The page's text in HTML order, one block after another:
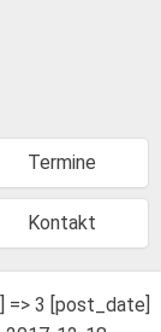
Termine
Kontakt
=> 3 [post_date]